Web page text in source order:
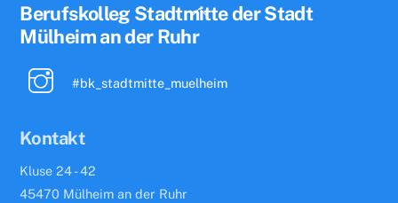
Back
To
Berufskolleg Stadtmitte der Stadt
Mülheim an der Ruhr
#bk_stadtmitte_muelheim
Kontakt
Kluse 24 - 42
45470 Mülheim an der Ruhr